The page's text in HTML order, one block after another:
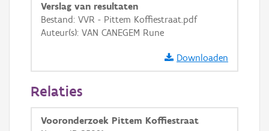
Basis Lagen
GRB-Basiskaart in grijswaarden
Verslag van resultaten
Bestand: VVR - Pittem Koffiestraat.pdf
Auteur(s): VAN CANEGEM Rune
Downloaden
Relaties
Vooronderzoek Pittem Koffiestraat